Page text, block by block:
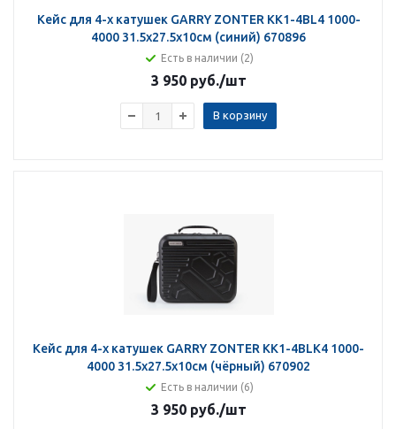
Кейс для 4-х катушек GARRY ZONTER KK1-4BL4 1000-
4000 31.5х27.5х10см (синий) 670896
Есть в наличии (2)
3 950 руб./шт
В корзину
Кейс для 4-х катушек GARRY ZONTER KK1-4BLK4 1000-
4000 31.5х27.5х10см (чёрный) 670902
Есть в наличии (6)
3 950 руб./шт